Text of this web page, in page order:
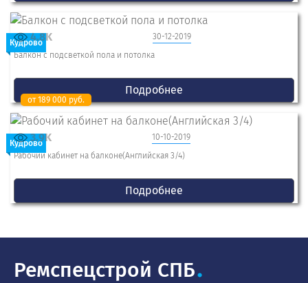
Кудрово
30-12-2019
4.8K
Балкон с подсветкой пола и потолка
Подробнее
Кудрово
от 189 000 руб.
10-10-2019
3.9K
Рабочий кабинет на балконе(Английская 3/4)
Подробнее
Ремспецстрой СПБ.